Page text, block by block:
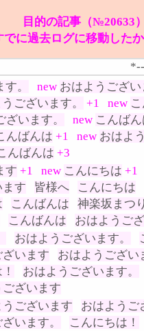
目的の記事（№20633
でに過去ログに移動した
。 new おはようござ
ございます。 +1 new
います。 new こんば
んばんは +1 new おはよ
んばんは +3
す +1 new こんにちは +1
す 皆様へ
こんにちは
こんばんは
神楽坂まつ
こんばんは
おはようご
おはようございます。
います
おはようござい
おはようございます。
ざいます
うございます
おはようご
います。
こんにちは！